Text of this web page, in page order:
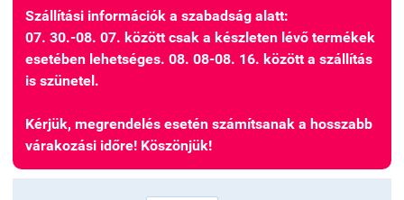
Szállítási információk a szabadság alatt:
07. 30.-08. 07. között csak a készleten lévő termékek
esetében lehetséges. 08. 08-08. 16. között a szállítás
is szünetel.
Kérjük, megrendelés esetén számítsanak a hosszabb
várakozási időre! Köszönjük!